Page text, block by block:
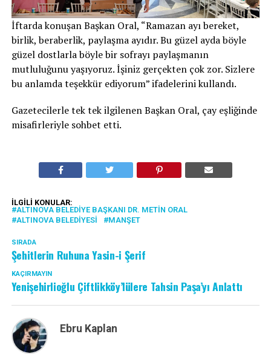
İftarda konuşan Başkan Oral, “Ramazan ayı bereket,
birlik, beraberlik, paylaşma ayıdır. Bu güzel ayda böyle
güzel dostlarla böyle bir sofrayı paylaşmanın
mutluluğunu yaşıyoruz. İşiniz gerçekten çok zor. Sizlere
bu anlamda teşekkür ediyorum” ifadelerini kullandı.
Gazetecilerle tek tek ilgilenen Başkan Oral, çay eşliğinde
misafirleriyle sohbet etti.
İLGILI KONULAR:
ALTINOVA BELEDIYE BAŞKANI DR. METIN ORAL
ALTINOVA BELEDIYESI
MANŞET
SIRADA
Şehitlerin Ruhuna Yasin-i Şerif
KAÇIRMAYIN
Yenişehirlioğlu Çiftlikköy’lülere Tahsin Paşa’yı Anlattı
Ebru Kaplan